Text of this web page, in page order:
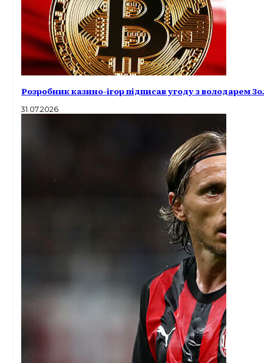
Розробник казино-ігор підписав угоду з володарем
31.07.2026